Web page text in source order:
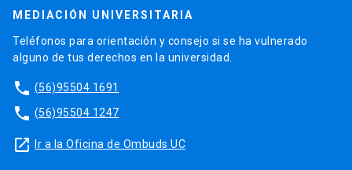
MEDIACIÓN UNIVERSITARIA
Teléfonos para orientación y consejo si se ha vulnerado
alguno de tus derechos en la universidad.
phone (56)95504 1691
phone (56)95504 1247
launch Ir a la Oficina de Ombuds UC